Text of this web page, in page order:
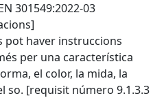
301549:2022-03
pot haver instruccions
per una característica
el color, la mida, la
so. [requisit número 9.1.3.3